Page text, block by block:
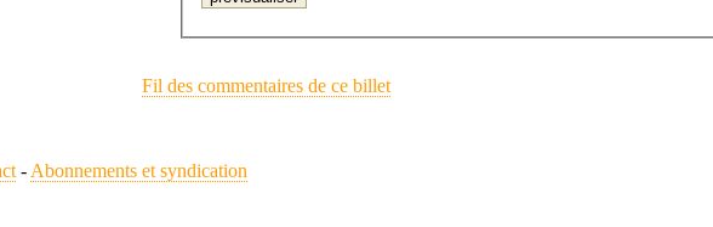
Fil des commentaires de ce billet
- Abonnements et syndication